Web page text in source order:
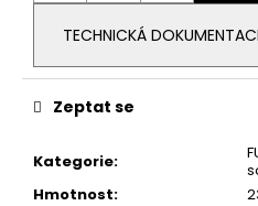
TECHNICKÁ
Kategorie:
Hmotnost:
Zeptat se